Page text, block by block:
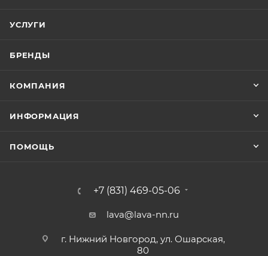
УСЛУГИ
БРЕНДЫ
КОМПАНИЯ
ИНФОРМАЦИЯ
ПОМОЩЬ
+7 (831) 469-05-06
lava@lava-nn.ru
г. Нижний Новгород, ул. Ошарская,
80